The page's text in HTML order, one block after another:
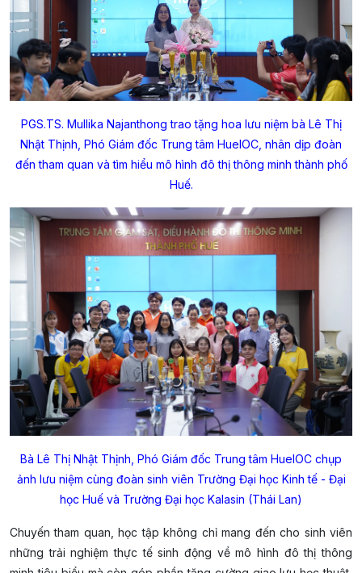
PGS.TS. Mullika Najanthong trao tặng hoa lưu niệm bà Lê Thị
Nhật Thịnh, Phó Giám đốc Trung tâm HueIOC, nhân dịp đoàn
đến tham quan và tìm hiểu mô hình đô thị thông minh thành phố
Huế.
Bà Lê Thị Nhật Thịnh, Phó Giám đốc Trung tâm HueIOC chụp
ảnh lưu niệm cùng đoàn sinh viên Trường Đại học Kinh tế - Đại
học Huế và Trường Đại học Kalasin (Thái Lan)
Chuyến tham quan, học tập không chỉ mang đến cho sinh viên
những trải nghiệm thực tế sinh động về mô hình đô thị thông